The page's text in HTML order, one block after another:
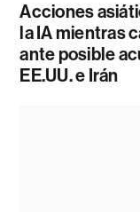
Acciones
la IA mientras
ante posible
EE.UU. e Irán